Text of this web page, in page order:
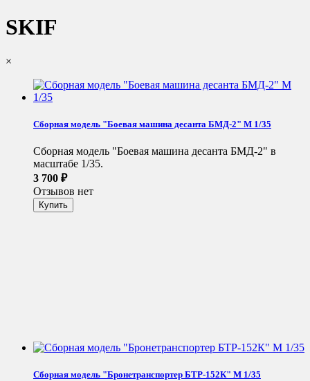
SKIF
×
Сборная модель "Боевая машина десанта БМД-2" М 1/35
Сборная модель "Боевая машина десанта БМД-2" в
масштабе 1/35.
3 700 ₽
Отзывов нет
Сборная модель "Бронетранспортер БТР-152К" М 1/35